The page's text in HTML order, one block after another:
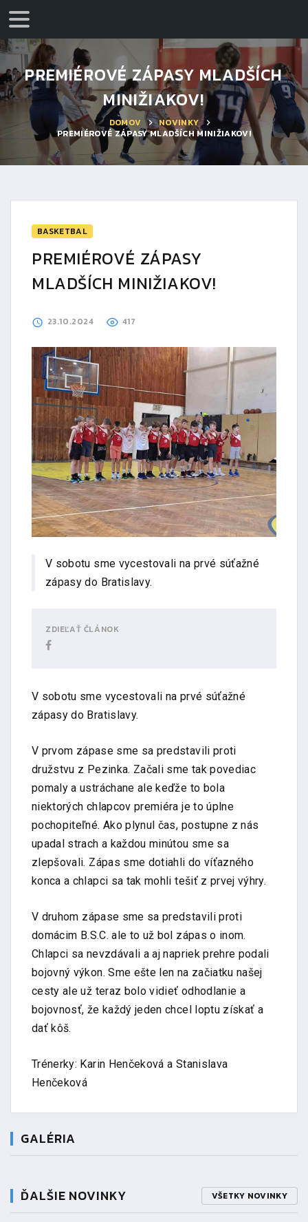
PREMIÉROVÉ ZÁPASY MLADŠÍCH
MINIŽIAKOV!
DOMOV
NOVINKY
PREMIÉROVÉ ZÁPASY MLADŠÍCH MINIŽIAKOV!
BASKETBAL
PREMIÉROVÉ ZÁPASY
MLADŠÍCH MINIŽIAKOV!
23.10.2024 417
V sobotu sme vycestovali na prvé súťažné
zápasy do Bratislavy.
ZDIEĽAŤ ČLÁNOK
V sobotu sme vycestovali na prvé súťažné
zápasy do Bratislavy.
V prvom zápase sme sa predstavili proti
družstvu z Pezinka. Začali sme tak povediac
pomaly a ustráchane ale keďže to bola
niektorých chlapcov premiéra je to úplne
pochopiteľné. Ako plynul čas, postupne z nás
upadal strach a každou minútou sme sa
zlepšovali. Zápas sme dotiahli do víťazného
konca a chlapci sa tak mohli tešiť z prvej výhry.
V druhom zápase sme sa predstavili proti
domácim B.S.C. ale to už bol zápas o inom.
Chlapci sa nevzdávali a aj napriek prehre podali
bojovný výkon. Sme ešte len na začiatku našej
cesty ale už teraz bolo vidieť odhodlanie a
bojovnosť, že každý jeden chcel loptu získať a
dať kôš.
Trénerky: Karin Henčeková a Stanislava
Henčeková
GALÉRIA
ĎALŠIE NOVINKY VŠETKY NOVINKY